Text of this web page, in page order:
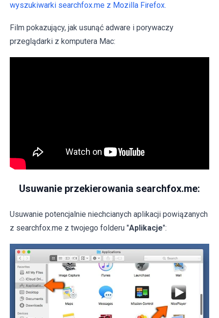
wyszukiwarki searchfox.me z Mozilla Firefox.
Film pokazujący, jak usunąć adware i porywaczy
przeglądarki z komputera Mac:
Usuwanie przekierowania searchfox.me:
Usuwanie potencjalnie niechcianych aplikacji powiązanych
z searchfox.me z twojego folderu "Aplikacje":